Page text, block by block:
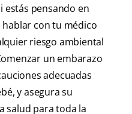
estás pensando en
con tu médico
riesgo ambiental
un embarazo
adecuadas
y asegura su
salud para toda la